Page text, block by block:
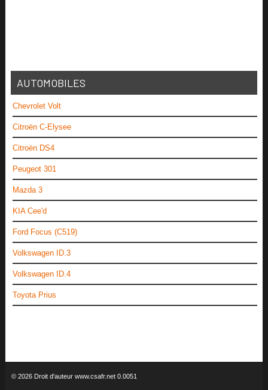
AUTOMOBILES
Chevrolet Volt
Citroën C-Elysee
Citroën DS4
Peugeot 301
Mazda 3
KIA Cee'd
Ford Focus (C519)
Volkswagen ID.3
Volkswagen ID.4
Toyota Prius
© 2026 Droit d'auteur www.csafr.net 0.0051